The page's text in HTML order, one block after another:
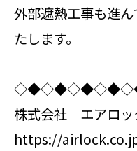
外部遮熱工事も進
たします。
株式会社 エアロッ
https://